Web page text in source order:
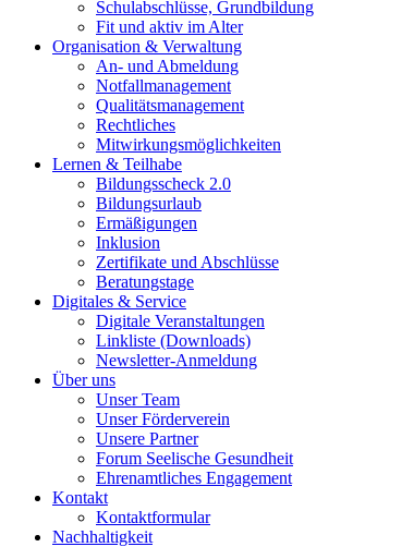
Schulabschlüsse, Grundbildung
Fit und aktiv im Alter
Organisation & Verwaltung
An- und Abmeldung
Notfallmanagement
Qualitätsmanagement
Rechtliches
Mitwirkungsmöglichkeiten
Lernen & Teilhabe
Bildungsscheck 2.0
Bildungsurlaub
Ermäßigungen
Inklusion
Zertifikate und Abschlüsse
Beratungstage
Digitales & Service
Digitale Veranstaltungen
Linkliste (Downloads)
Newsletter-Anmeldung
Über uns
Unser Team
Unser Förderverein
Unsere Partner
Forum Seelische Gesundheit
Ehrenamtliches Engagement
Kontakt
Kontaktformular
Nachhaltigkeit